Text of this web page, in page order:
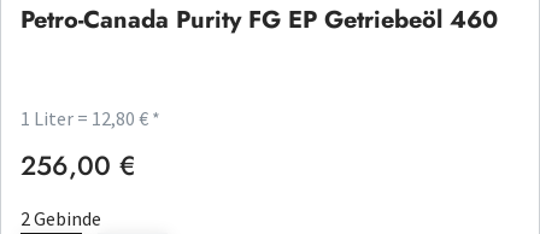
Petro-Canada Purity FG EP Getriebeöl 460
1 Liter = 12,80 € *
Regulärer Preis:
256,00 €
2 Gebinde